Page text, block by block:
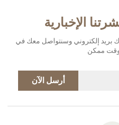
الإخبارية
بريد إلكتروني وسنتواصل معك في
ممكن
أرسل الآن